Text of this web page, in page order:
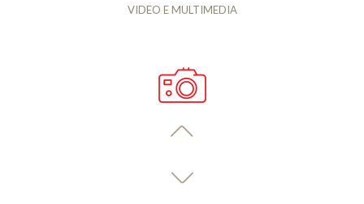
VIDEO E MULTIMEDIA